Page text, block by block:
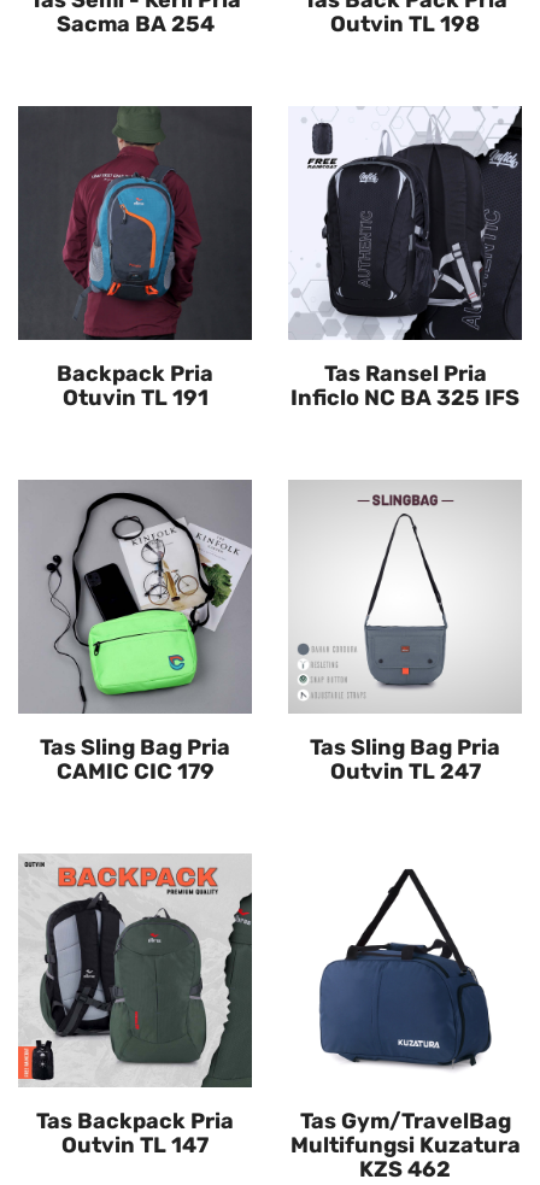
Sacma BA 254
Outvin TL 198
Backpack Pria
Otuvin TL 191
Tas Ransel Pria
Inficlo NC BA 325 IFS
Tas Sling Bag Pria
CAMIC CIC 179
Tas Sling Bag Pria
Outvin TL 247
Tas Backpack Pria
Outvin TL 147
Tas Gym/TravelBag
Multifungsi Kuzatura
KZS 462